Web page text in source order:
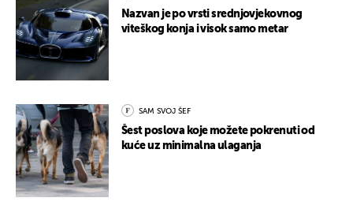
Nazvan je po vrsti srednjovjekovnog
viteškog konja i visok samo metar
SAM SVOJ ŠEF
Šest poslova koje možete pokrenuti od
kuće uz minimalna ulaganja